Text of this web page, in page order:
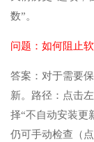
数”。
问题：如何阻止
答案：对于需要
新。路径：点击
择“不自动安装更
仍可手动检查（